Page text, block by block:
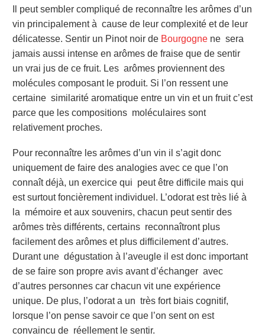
Il peut sembler compliqué de reconnaître les arômes d’un
vin principalement à cause de leur complexité et de leur
délicatesse. Sentir un Pinot noir de Bourgogne ne sera
jamais aussi intense en arômes de fraise que de sentir
un vrai jus de ce fruit. Les arômes proviennent des
molécules composant le produit. Si l’on ressent une
certaine similarité aromatique entre un vin et un fruit c’est
parce que les compositions moléculaires sont
relativement proches.
Pour reconnaître les arômes d’un vin il s’agitdonc
uniquement de faire des analogies avec ce que l’on
connaît déjà, un exercice qui peut être difficile mais qui
est surtout foncièrement individuel. L’odorat est très lié à
la mémoire et aux souvenirs, chacun peut sentir des
arômes très différents, certains reconnaîtront plus
facilement des arômes et plus difficilement d’autres.
Durant une dégustation à l’aveugle il est donc important
de se faire son propre avis avant d’échanger avec
d’autres personnes car chacun vit une expérience
unique. De plus, l’odorat a un très fort biais cognitif,
lorsque l’on pense savoir ce que l’on sent on est
convaincu de réellement le sentir.